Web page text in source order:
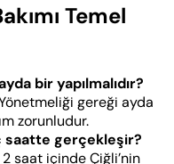
Temel
bir yapılmalıdır?
gereği ayda
zorunludur.
saatte gerçekleşir?
2 saat içinde Çiğli’nin